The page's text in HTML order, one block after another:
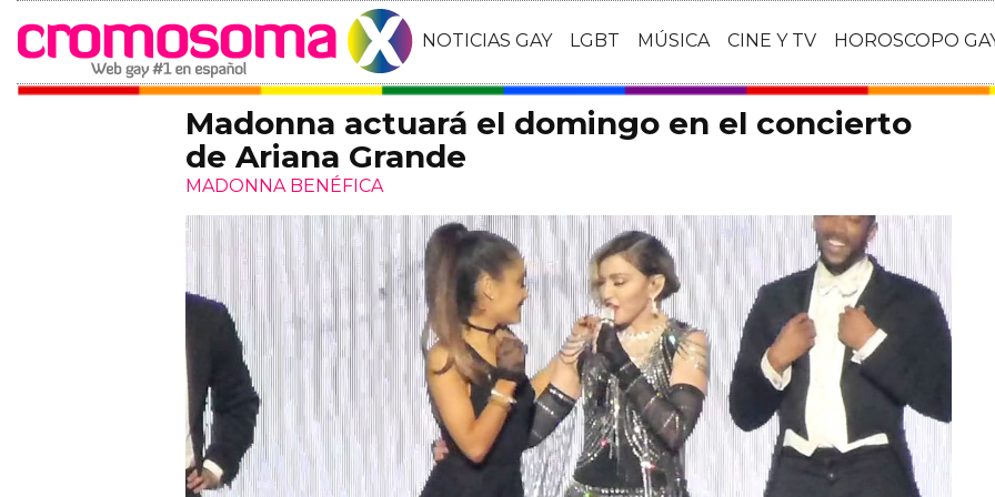
NOTICIAS GAY LGBT MÚSICA CINE Y TV HOROSCOPO
Madonna actuará el domingo en el concierto
de Ariana Grande
MADONNA BENÉFICA